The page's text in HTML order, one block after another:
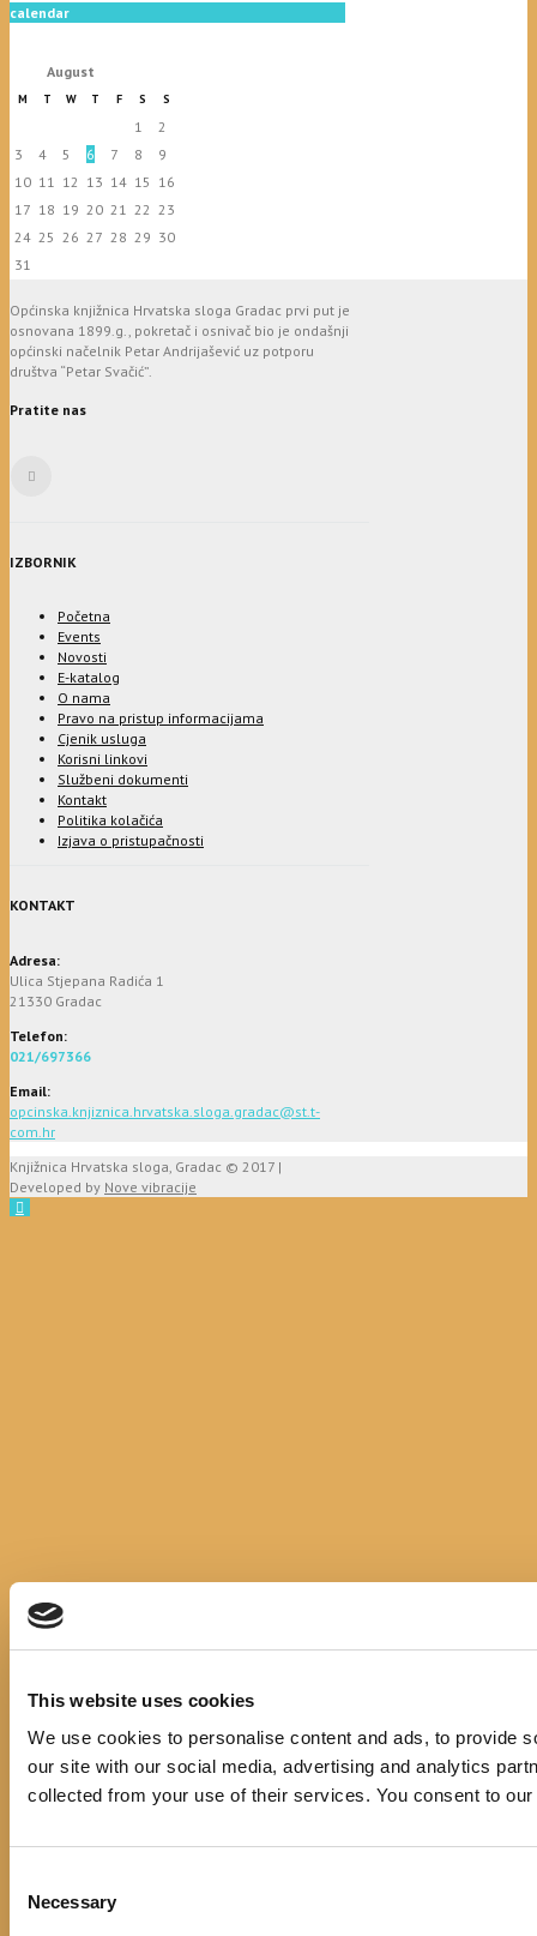
This website uses cookies
We use cookies to personalise content and ads, to provide
our site with our social media, advertising and analytics
collected from your use of their services. You consent to
Selection
Necessary
calendar
August
M T W T F S S
1
2
3
4 5 6 7 8
9
10 11 12 13 14 15 16
17 18 19 20 21 22 23
24 25 26 27 28 29 30
31
Općinska knjižnica Hrvatska sloga Gradac prvi put je
osnovana 1899.g., pokretač i osnivač bio je ondašnji
općinski načelnik Petar Andrijašević uz potporu
društva “Petar Svačić”.
Pratite nas
IZBORNIK
Početna
Events
Novosti
E-katalog
O nama
Pravo na pristup informacijama
Cjenik usluga
Korisni linkovi
Službeni dokumenti
Kontakt
Politika kolačića
Izjava o pristupačnosti
KONTAKT
Adresa:
Ulica Stjepana Radića 1
21330 Gradac
Telefon:
021/697366
Email:
opcinska.knjiznica.hrvatska.sloga.gradac@st.t-
com.hr
Knjižnica Hrvatska sloga, Gradac © 2017 |
Developed by Nove vibracije